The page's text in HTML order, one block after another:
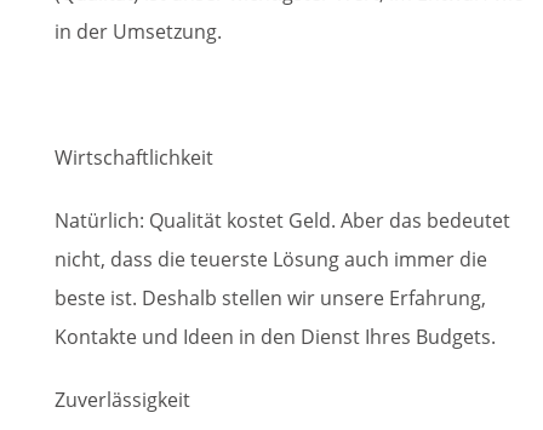
in der Umsetzung.
Wirtschaftlichkeit
Natürlich: Qualität kostet Geld. Aber das bedeutet
nicht, dass die teuerste Lösung auch immer die
beste ist. Deshalb stellen wir unsere Erfahrung,
Kontakte und Ideen in den Dienst Ihres Budgets.
Zuverlässigkeit